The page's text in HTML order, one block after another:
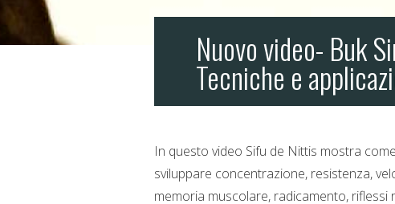
Nuovo video- Buk
Tecniche e
In questo video Sifu de Nittis mostra
sviluppare concentrazione, resistenza,
memoria muscolare, radicamento, riflessi